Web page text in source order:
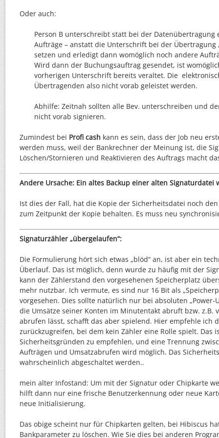
Oder auch:
Person B unterschreibt statt bei der Datenübertragung
Aufträge – anstatt die Unterschrift bei der Übertragung
setzen und erledigt dann womöglich noch andere
Wird dann der Buchungsauftrag gesendet, ist
vorherigen Unterschrift bereits veraltet. Die
Übertragenden also nicht vorab geleistet werden.
Abhilfe: Zeitnah sollten alle Bev. unterschreiben und
nicht vorab signieren.
Zumindest bei Profi cash kann es sein, dass der Job neu
werden muss, weil der Bankrechner der Meinung ist, die
Löschen/Stornieren und Reaktivieren des Auftrags macht
Andere Ursache: Ein altes Backup einer alten Signaturdatei
Ist dies der Fall, hat die Kopie der Sicherheitsdatei noch
zum Zeitpunkt der Kopie behalten. Es muss neu
Signaturzähler „übergelaufen“:
Die Formulierung hört sich etwas „blöd“ an, ist aber ein
Überlauf. Das ist möglich, denn wurde zu häufig mit der
kann der Zählerstand den vorgesehenen Speicherplatz
mehr nutzbar. Ich vermute, es sind nur 16 Bit als
vorgesehen. Dies sollte natürlich nur bei absoluten „Power-
die Umsätze seiner Konten im Minutentakt abruft bzw. z.B.
abrufen lässt, schafft das aber spielend. Hier empfehle ich
zurückzugreifen, bei dem kein Zähler eine Rolle spielt. Das
Sicherheitsgründen zu empfehlen, und eine Trennung
Aufträgen und Umsatzabrufen wird möglich. Das
wahrscheinlich abgeschaltet werden..
mein alter Infostand: Um mit der Signatur oder Chipkarte
hilft dann nur eine frische Benutzerkennung oder neue
neue Initialisierung.
Das obige scheint nur für Chipkarten gelten, bei Hibiscus
Bankparameter zu löschen. Wie Sie dies bei anderen